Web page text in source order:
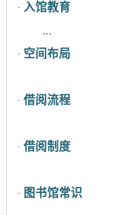
· 入馆教育
...
· 空间布局
· 借阅流程
· 借阅制度
· 图书馆常识